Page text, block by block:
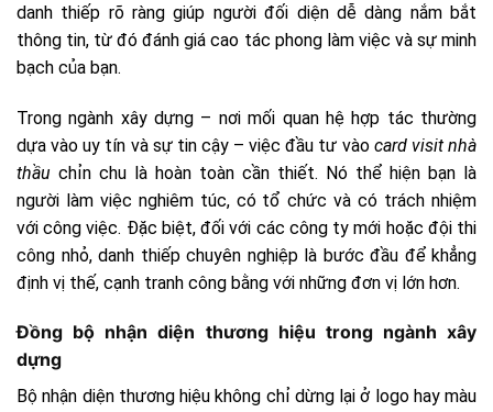
danh thiếp rõ ràng giúp người đối diện dễ dàng nắm bắt
thông tin, từ đó đánh giá cao tác phong làm việc và sự minh
bạch của bạn.
Trong ngành xây dựng – nơi mối quan hệ hợp tác thường
dựa vào uy tín và sự tin cậy – việc đầu tư vào card visit nhà
thầu chỉn chu là hoàn toàn cần thiết. Nó thể hiện bạn là
người làm việc nghiêm túc, có tổ chức và có trách nhiệm
với công việc. Đặc biệt, đối với các công ty mới hoặc đội thi
công nhỏ, danh thiếp chuyên nghiệp là bước đầu để khẳng
định vị thế, cạnh tranh công bằng với những đơn vị lớn hơn.
Đồng bộ nhận diện thương hiệu trong ngành xây
dựng
Bộ nhận diện thương hiệu không chỉ dừng lại ở logo hay màu